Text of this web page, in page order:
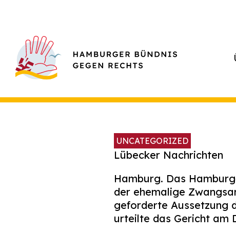
UNCATEGORIZED
Lübecker Nachrichten
Hamburg. Das
der ehemalige
geforderte Aussetzung
urteilte das Gericht am